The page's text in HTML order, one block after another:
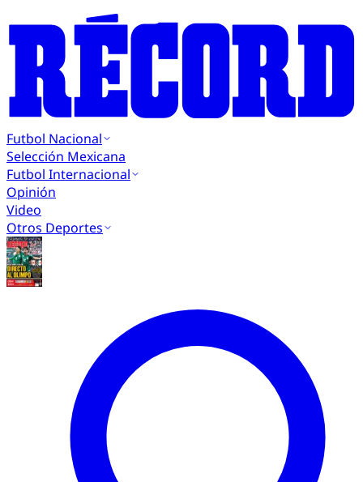
Futbol Nacional
Selección Mexicana
Futbol Internacional
Opinión
Video
Otros Deportes